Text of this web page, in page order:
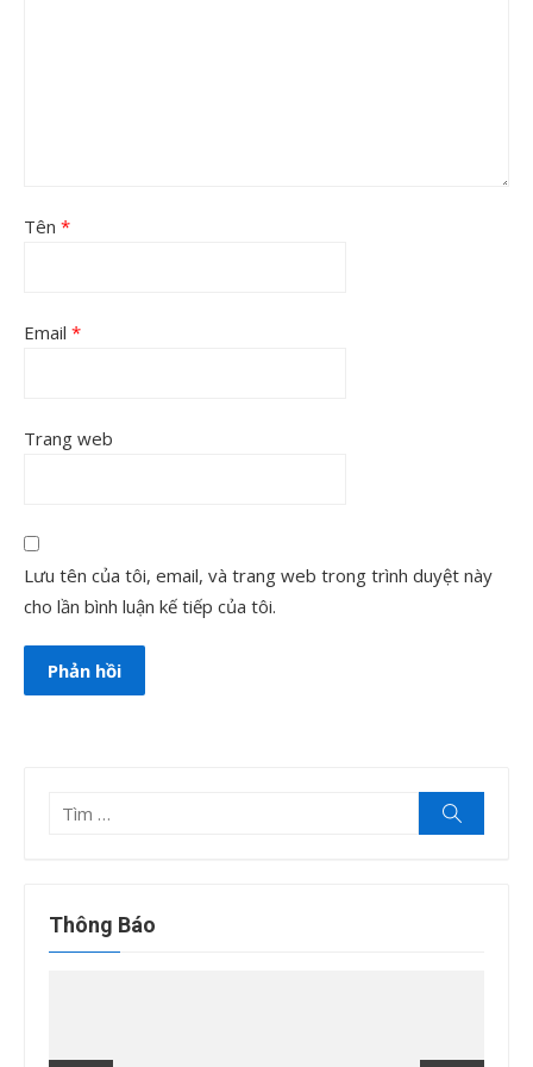
Tên *
Email *
Trang web
Lưu tên của tôi, email, và trang web trong trình duyệt này
cho lần bình luận kế tiếp của tôi.
Tìm
kiếm
Thông Báo